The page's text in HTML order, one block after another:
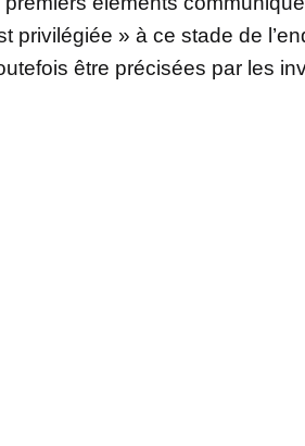
privilégiée » à ce stade de
être précisées par les